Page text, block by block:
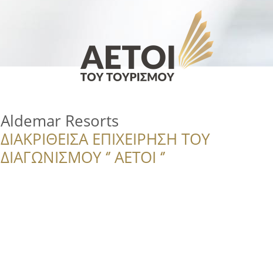
Aldemar Resorts
ΔΙΑΚΡΙΘΕΙΣΑ ΕΠΙΧΕΙΡΗΣΗ ΤΟΥ
ΔΙΑΓΩΝΙΣΜΟΥ ‘’ ΑΕΤΟΙ ‘’